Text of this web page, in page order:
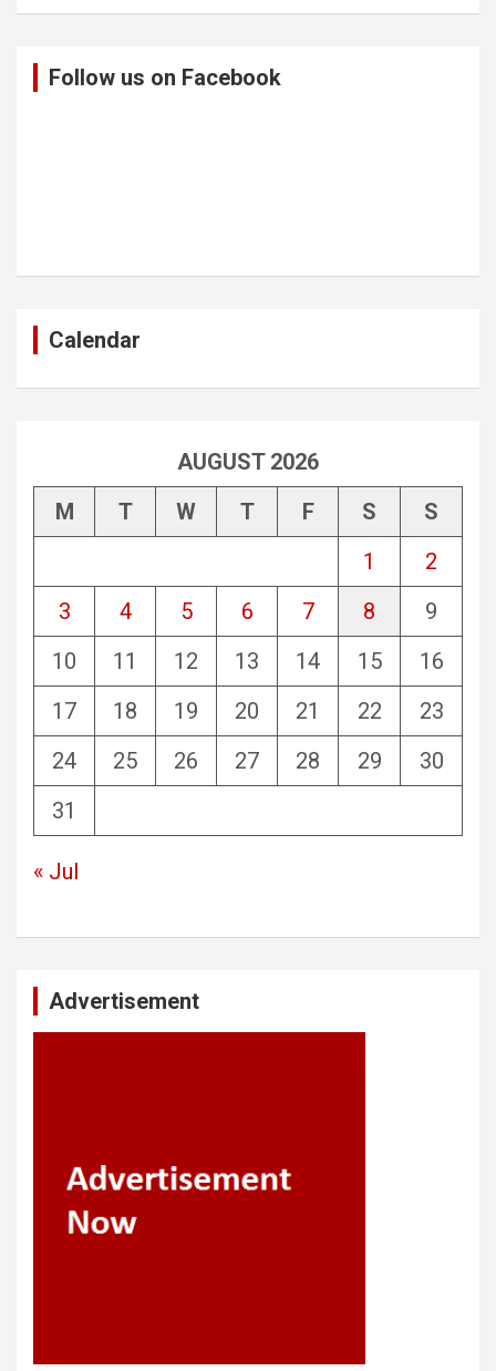
Follow us on Facebook
Calendar
AUGUST 2026
M
T W T F S
S
1
2
3
4 5 6 7 8
9
10
11 12 13 14 15
16
17
18 19 20 21 22
23
24
25 26 27 28 29
30
31
« Jul
Advertisement